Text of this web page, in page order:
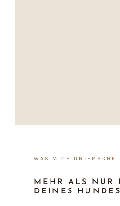
WAS MICH
MEHR ALS NUR
DEINES